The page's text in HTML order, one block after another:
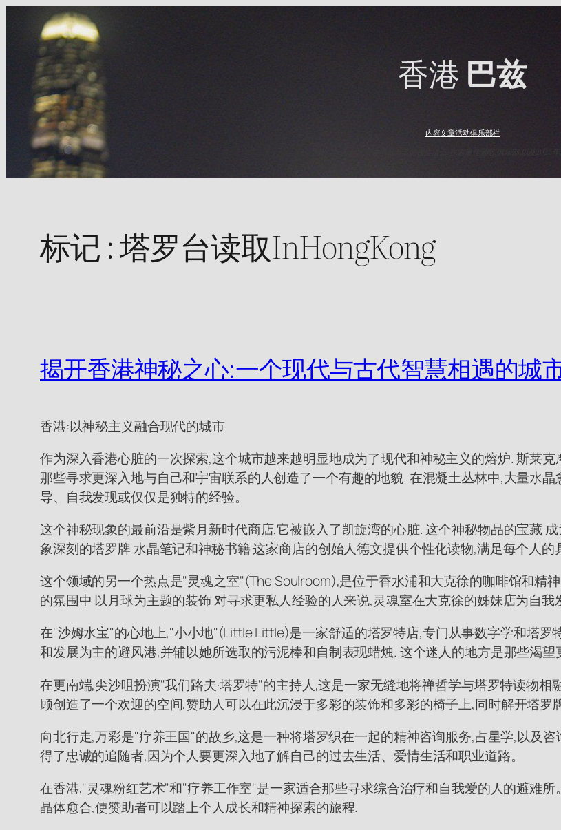
content
香港 巴兹
内容文章活动俱乐部栏
标记 :塔罗台读取InHongKong
揭开香港神秘之心:一个现代与古代智慧相遇的城
香港:以神秘主义融合现代的城市
作为深入香港心脏的一次探索,这个城市越来越明显地成为了现代和神秘主义的熔炉. 斯莱
那些寻求更深入地与自己和宇宙联系的人创造了一个有趣的地貌. 在混凝土丛林中,大量水
导、自我发现或仅仅是独特的经验。
这个神秘现象的最前沿是紫月新时代商店,它被嵌入了凯旋湾的心脏. 这个神秘物品的宝藏
象深刻的塔罗牌 水晶笔记和神秘书籍 这家商店的创始人德文提供个性化读物,满足每个人的
这个领域的另一个热点是"灵魂之室"(The Soulroom),是位于香水浦和大克徐的咖啡馆和精
的氛围中 以月球为主题的装饰 对寻求更私人经验的人来说,灵魂室在大克徐的姊妹店为自我
在"沙姆水宝"的心地上,"小小地"(Little Little)是一家舒适的塔罗特店,专门从事数字学和塔罗
和发展为主的避风港,并辅以她所选取的污泥棒和自制表现蜡烛. 这个迷人的地方是那些渴
在更南端,尖沙咀扮演"我们路夫·塔罗特"的主持人,这是一家无缝地将禅哲学与塔罗特读物
顾创造了一个欢迎的空间,赞助人可以在此沉浸于多彩的装饰和多彩的椅子上,同时解开塔罗
向北行走,万彩是"疗养王国"的故乡,这是一种将塔罗织在一起的精神咨询服务,占星学,以及
得了忠诚的追随者,因为个人要更深入地了解自己的过去生活、爱情生活和职业道路。
在香港,"灵魂粉红艺术"和"疗养工作室"是一家适合那些寻求综合治疗和自我爱的人的避难
晶体愈合,使赞助者可以踏上个人成长和精神探索的旅程.